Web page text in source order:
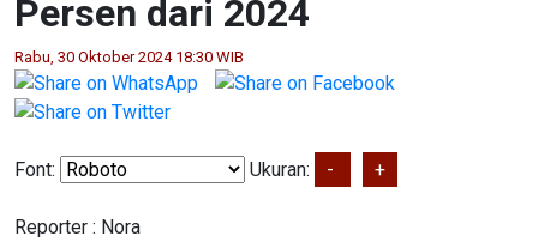
Persen dari 2024
Rabu, 30 Oktober 2024 18:30 WIB
Font: Ukuran: - +
Reporter : Nora